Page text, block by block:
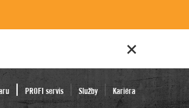
PROFI servis Služby Kariéra